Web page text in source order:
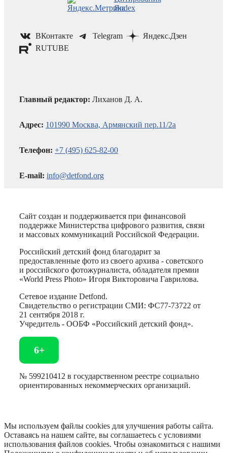
ВКонтакте Telegram
Яндекс.Дзен
RUTUBE
Главный редактор: Лиханов Д. А.
Адрес: 101990 Москва, Армянский пер.11/2а
Телефон: +7 (495) 625-82-00
E-mail: info@detfond.org
Сайт создан и поддерживается при финансовой
поддержке Министерства цифрового развития, связи
и массовых коммуникаций Российской Федерации.
Российский детский фонд благодарит за
предоставленные фото из своего архива - советского
и российского фотожурналиста, обладателя премии
«World Press Photo» Игоря Викторовича Гаврилова.
Сетевое издание Detfond.
Свидетельство о регистрации СМИ: ФС77-73722 от
21 сентября 2018 г.
Учредитель - ООБФ «Российский детский фонд».
6+
№ 599210412 в государственном реестре социально
ориентированных некоммерческих организаций.
Мы используем файлы cookies для улучшения работы сайта.
Оставаясь на нашем сайте, вы соглашаетесь с условиями
использования файлов cookies. Чтобы ознакомиться с нашими